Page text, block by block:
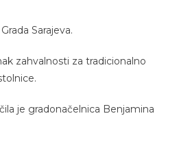
Sarajeva.
zahvalnosti za tradicionalno
je gradonačelnica Benjamina